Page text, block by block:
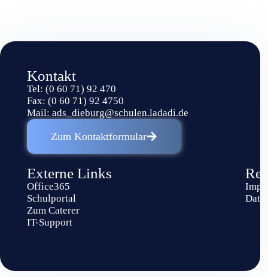
Kontakt
Tel: (0 60 71) 92 470
Fax: (0 60 71) 92 4750
Mail: ads_dieburg@schulen.ladadi.de
Zum Kontaktformular
Externe Links
Office365
Schulportal
Zum Caterer
IT-Support